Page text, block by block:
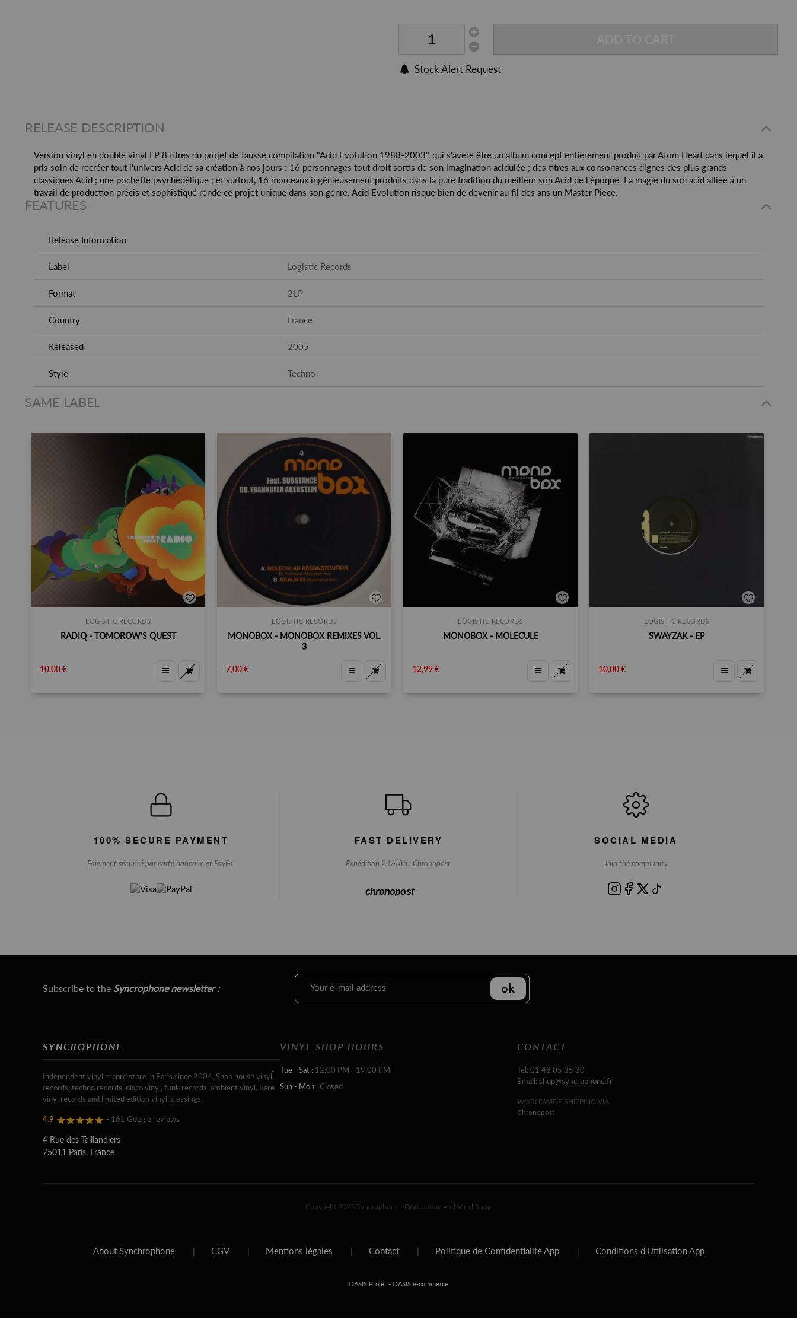
Stock Alert Request
RELEASE DESCRIPTION
Version vinyl en double vinyl LP 8 titres du projet de fausse compilation "Acid Evolution 1988-2003", qui s'avère être un album concept entièrement produit par Atom Heart dans lequel il a
pris soin de recréer tout l'univers Acid de sa création à nos jours : 16 personnages tout droit sortis de son imagination acidulée ; des titres aux consonances dignes des plus grands
classiques Acid ; une pochette psychédélique ; et surtout, 16 morceaux ingénieusement produits dans la pure tradition du meilleur son Acid de l'époque. La magie du son acid alliée à un
travail de production précis et sophistiqué rende ce projet unique dans son genre. Acid Evolution risque bien de devenir au fil des ans un Master Piece.
FEATURES
Release Information
Label Logistic Records
Format 2LP
Country France
Released 2005
Style Techno
SAME LABEL
LOGISTIC RECORDS
RADIQ - TOMOROW'S QUEST
10,00 €
LOGISTIC RECORDS
MONOBOX - MONOBOX REMIXES VOL.
3
7,00 €
LOGISTIC RECORDS
MONOBOX - MOLECULE
12,99 €
LOGISTIC RECORDS
SWAYZAK - EP
10,00 €
100% SECURE PAYMENT
Paiement sécurisé par carte bancaire et PayPal
FAST DELIVERY
Expédition 24/48h : Chronopost
chronopost
SOCIAL MEDIA
Join the community
Subscribe to the Syncrophone newsletter :
SYNCROPHONE
Independent vinyl record store in Paris since 2004. Shop house vinyl
records, techno records, disco vinyl, funk records, ambient vinyl. Rare
vinyl records and limited edition vinyl pressings.
4.9 - 161 Google reviews
4 Rue des Taillandiers
75011 Paris, France
VINYL SHOP HOURS
Tue - Sat : 12:00 PM - 19:00 PM
Sun - Mon : Closed
CONTACT
Tel: 01 48 05 35 30
Email: shop@syncrophone.fr
WORLDWIDE SHIPPING VIA
Chronopost
Copyright 2025 Syncrophone - Distribution and Vinyl Shop
About Synchrophone | CGV | Mentions légales | Contact | Politique de Confidentialité App | Conditions d'Utilisation App
OASIS Projet - OASIS e-commerce